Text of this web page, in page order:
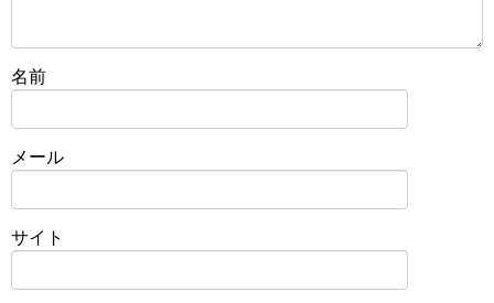
名前
メール
サイト